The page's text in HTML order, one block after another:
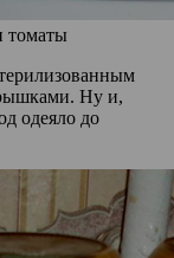
томаты
Ну и,
одеяло до